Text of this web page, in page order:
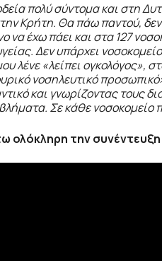
πολύ σύντομα και στη
Κρήτη. Θα πάω παντού,
να έχω πάει και στα 127
Δεν υπάρχει
λένε «λείπει ογκολόγος»,
νοσηλευτικό
και γνωρίζοντας τους
Σε κάθε νοσοκομείο
ολόκληρη την